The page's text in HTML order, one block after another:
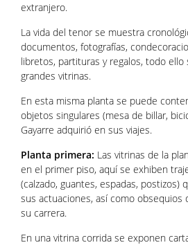
extranjero.
La vida del tenor se muestra
documentos, fotografías,
libretos, partituras y regalos, todo
grandes vitrinas.
En esta misma planta se puede
objetos singulares (mesa de billar,
Gayarre adquirió en sus viajes.
Planta primera: Las vitrinas de la
en el primer piso, aquí se exhiben
(calzado, guantes, espadas, postizos)
sus actuaciones, así como obsequios
su carrera.
En una vitrina corrida se exponen